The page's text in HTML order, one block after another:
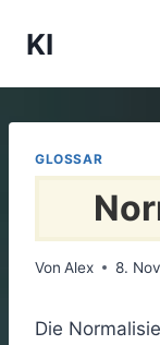
Inhalt
KI
GLOSSAR
Von Alex 8.
Die